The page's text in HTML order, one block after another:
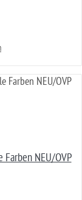
NEU/OVP